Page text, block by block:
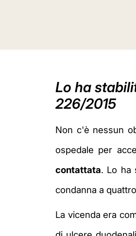
Lo ha
226/2015
Non c'è nessun
ospedale per
contattata. Lo ha
condanna a
La vicenda era